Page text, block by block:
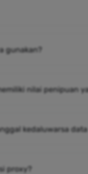
gunakan?
nilai penipuan
kedaluwarsa data
proxy?